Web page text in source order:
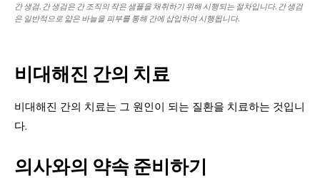
간 생검. 간 생검은 간 조직의 작은 샘플을 채취하기 위해 시행되는 절차입니다. 간 생검
은 일반적으로 얇은 바늘을 피부를 통해 간에 삽입하여 시행됩니다.
비대해진 간의 치료
비대해진 간의 치료는 그 원인이 되는 질환을 치료하는 것입니
다.
의사와의 약속 준비하기